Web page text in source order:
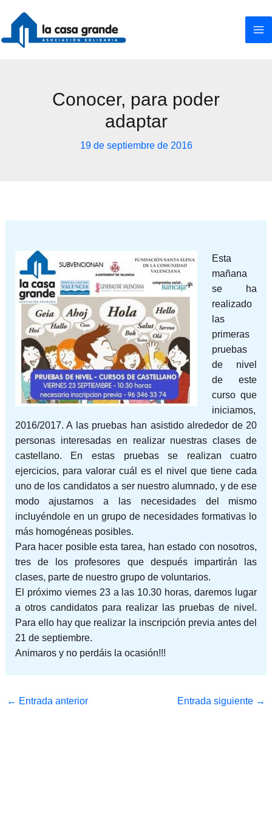
contenido
Conocer, para poder
adaptar
19 de septiembre de 2016
Esta
mañana
se ha
realizado
las
primeras
pruebas
de nivel
de este
curso que
iniciamos,
2016/2017. A las pruebas han asistido alrededor de 20
personas interesadas en realizar nuestras clases de
castellano. En estas pruebas se realizan cuatro
ejercicios, para valorar cuál es el nivel que tiene cada
uno de los candidatos a ser nuestro alumnado, y de ese
modo ajustarnos a las necesidades del mismo
incluyéndole en un grupo de necesidades formativas lo
más homogéneas posibles.
Para hacer posible esta tarea, han estado con nosotros,
tres de los profesores que después impartirán las
clases, parte de nuestro grupo de voluntarios.
El próximo viernes 23 a las 10.30 horas, daremos lugar
a otros candidatos para realizar las pruebas de nivel.
Para ello hay que realizar la inscripción previa antes del
21 de septiembre.
Animaros y no perdáis la ocasión!!!
← Entrada anterior Entrada siguiente →